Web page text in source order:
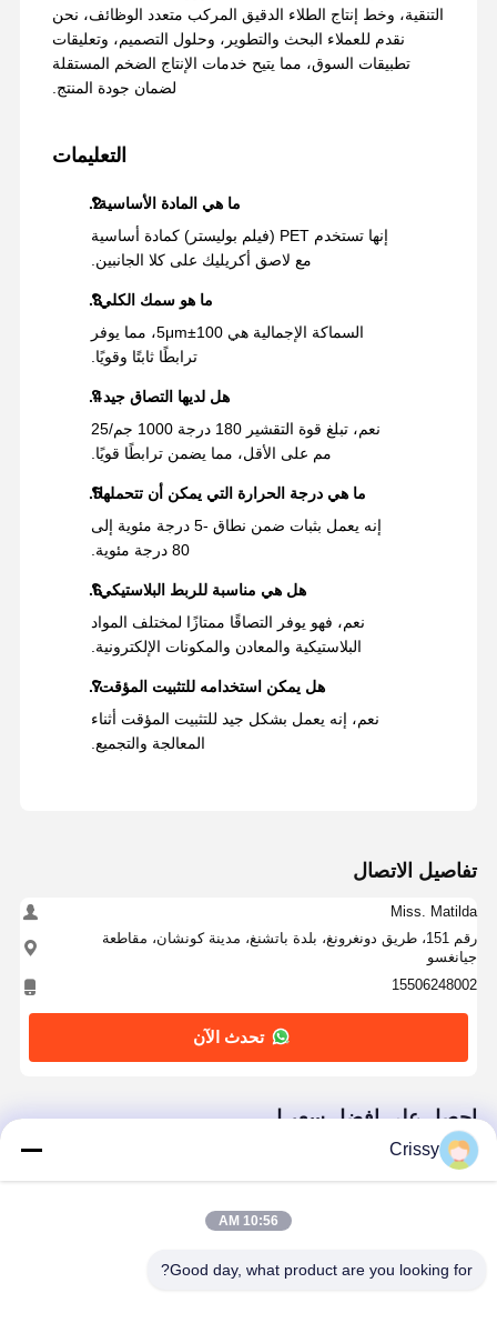
التنقية، وخط إنتاج الطلاء الدقيق المركب متعدد الوظائف، نحن
نقدم للعملاء البحث والتطوير، وحلول التصميم، وتعليقات
تطبيقات السوق، مما يتيح خدمات الإنتاج الضخم المستقلة
لضمان جودة المنتج.
التعليمات
ما هي المادة الأساسية؟
إنها تستخدم PET (فيلم بوليستر) كمادة أساسية
مع لاصق أكريليك على كلا الجانبين.
ما هو سمك الكلي؟
السماكة الإجمالية هي 100±5μm، مما يوفر
ترابطًا ثابتًا وقويًا.
هل لديها التصاق جيد ؟
نعم، تبلغ قوة التقشير 180 درجة 1000 جم/25
مم على الأقل، مما يضمن ترابطًا قويًا.
ما هي درجة الحرارة التي يمكن أن تتحملها؟
إنه يعمل بثبات ضمن نطاق -5 درجة مئوية إلى
80 درجة مئوية.
هل هي مناسبة للربط البلاستيكي؟
نعم، فهو يوفر التصاقًا ممتازًا لمختلف المواد
البلاستيكية والمعادن والمكونات الإلكترونية.
هل يمكن استخدامه للتثبيت المؤقت؟
نعم، إنه يعمل بشكل جيد للتثبيت المؤقت أثناء
المعالجة والتجميع.
تفاصيل الاتصال
Miss. Matilda
رقم 151، طريق دونغرونغ، بلدة باتشنغ، مدينة كونشان، مقاطعة
جيانغسو
15506248002
تحدث الآن
احصل على افضل سعر ل
Crissy
10:56 AM
Good day, what product are you looking for?